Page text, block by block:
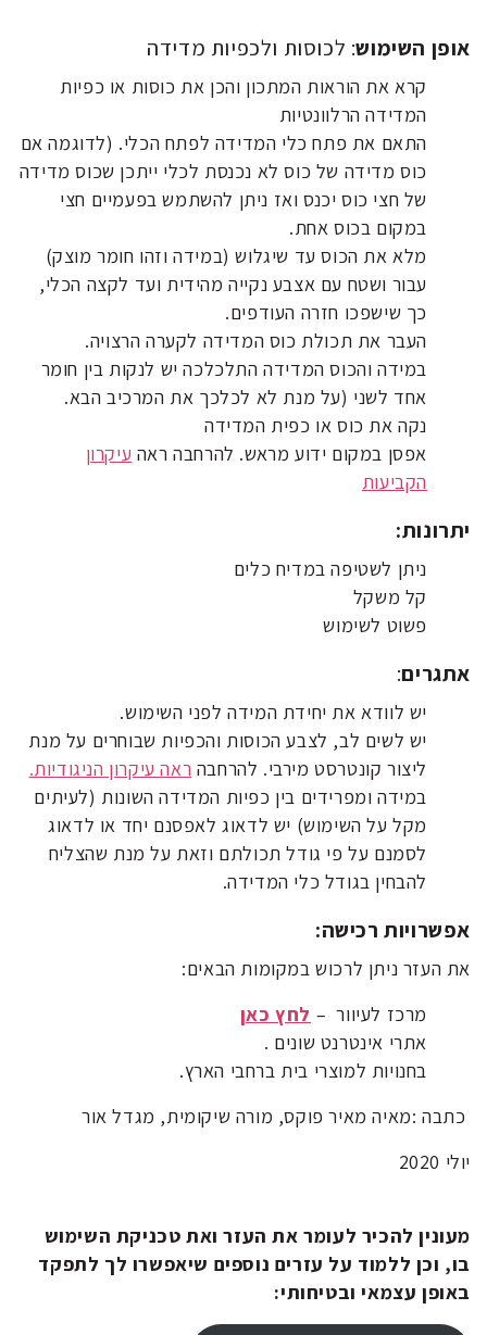
אופן השימוש: לכוסות ולכפיות מדידה
קרא את הוראות המתכון והכן את כוסות או כפיות
המדידה הרלוונטיות
התאם את פתח כלי המדידה לפתח הכלי. (לדוגמה אם
כוס מדידה של כוס לא נכנסת לכלי ייתכן שכוס מדידה
של חצי כוס יכנס ואז ניתן להשתמש בפעמיים חצי
במקום בכוס אחת.
מלא את הכוס עד שיגלוש (במידה וזהו חומר מוצק)
עבור ושטח עם אצבע נקייה מהידית ועד לקצה הכלי,
כך שישפכו חזרה העודפים.
העבר את תכולת כוס המדידה לקערה הרצויה.
במידה והכוס המדידה התלכלכה יש לנקות בין חומר
אחד לשני (על מנת לא לכלכך את המרכיב הבא.
נקה את כוס או כפית המדידה
אפסן במקום ידוע מראש. להרחבה ראה עיקרון
הקביעות
יתרונות:
ניתן לשטיפה במדיח כלים
קל משקל
פשוט לשימוש
אתגרים:
יש לוודא את יחידת המידה לפני השימוש.
יש לשים לב, לצבע הכוסות והכפיות שבוחרים על מנת
ליצור קונטרסט מירבי. להרחבה ראה עיקרון הניגודיות.
במידה ומפרידים בין כפיות המדידה השונות (לעיתים
מקל על השימוש) יש לדאוג לאפסנם יחד או לדאוג
לסמנם על פי גודל תכולתם וזאת על מנת שהצליח
להבחין בגודל כלי המדידה.
אפשרויות רכישה:
את העזר ניתן לרכוש במקומות הבאים:
מרכז לעיוור – לחץ כאן
אתרי אינטרנט שונים .
בחנויות למוצרי בית ברחבי הארץ.
כתבה :מאיה מאיר פוקס, מורה שיקומית, מגדל אור
יולי 2020
מעונין להכיר לעומר את העזר ואת טכניקת השימוש
בו, וכן ללמוד על עזרים נוספים שיאפשרו לך לתפקד
באופן עצמאי ובטיחותי: